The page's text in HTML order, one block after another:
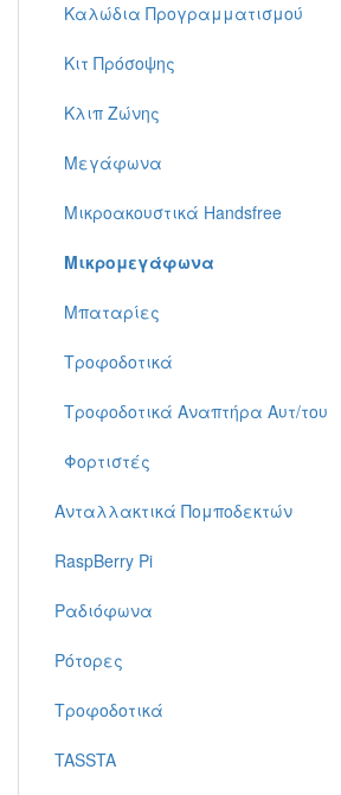
Καλώδια Προγραμματισμού
Κιτ Πρόσοψης
Κλιπ Ζώνης
Μεγάφωνα
Μικροακουστικά Handsfree
Μικρομεγάφωνα
Μπαταρίες
Τροφοδοτικά
Τροφοδοτικά Αναπτήρα Αυτ/του
Φορτιστές
Ανταλλακτικά Πομποδεκτών
RaspBerry Pi
Ραδιόφωνα
Ρότορες
Τροφοδοτικά
TASSTA